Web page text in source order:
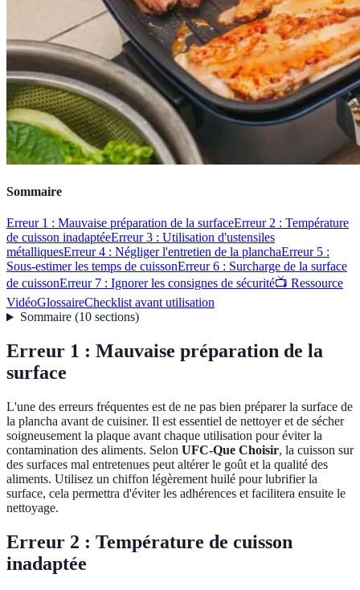
Sommaire
Erreur 1 : Mauvaise préparation de la surfaceErreur 2 : Température
de cuisson inadaptéeErreur 3 : Utilisation d'ustensiles
métalliquesErreur 4 : Négliger l'entretien de la planchaErreur 5 :
Sous-estimer les temps de cuissonErreur 6 : Surcharge de la surface
de cuissonErreur 7 : Ignorer les consignes de sécurité📺 Ressource
VidéoGlossaireChecklist avant utilisation
Sommaire(10 sections)
Erreur 1 : Mauvaise préparation de la
surface
L'une des erreurs fréquentes est de ne pas bien préparer la surface de
la plancha avant de cuisiner. Il est essentiel de nettoyer et de sécher
soigneusement la plaque avant chaque utilisation pour éviter la
contamination des aliments. Selon UFC-Que Choisir, la cuisson sur
des surfaces mal entretenues peut altérer le goût et la qualité des
aliments. Utilisez un chiffon légèrement huilé pour lubrifier la
surface, cela permettra d'éviter les adhérences et facilitera ensuite le
nettoyage.
Erreur 2 : Température de cuisson
inadaptée